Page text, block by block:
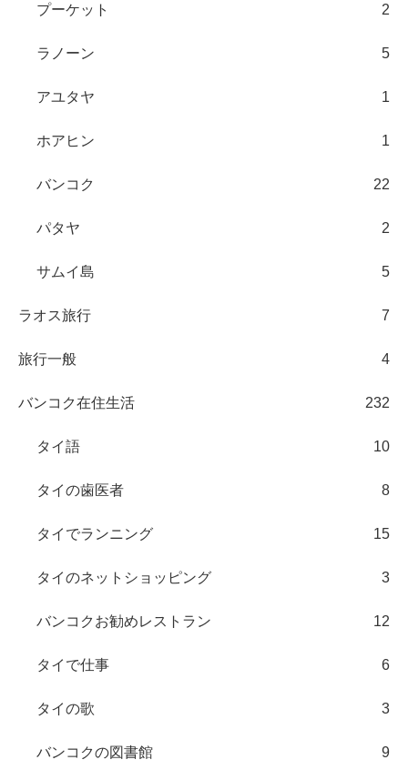
プーケット 2
ラノーン 5
アユタヤ 1
ホアヒン 1
バンコク 22
パタヤ 2
サムイ島 5
ラオス旅行 7
旅行一般 4
バンコク在住生活 232
タイ語 10
タイの歯医者 8
タイでランニング 15
タイのネットショッピング 3
バンコクお勧めレストラン 12
タイで仕事 6
タイの歌 3
バンコクの図書館 9